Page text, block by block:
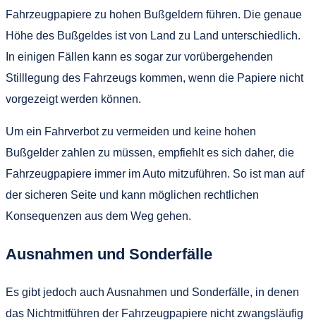
Fahrzeugpapiere zu hohen Bußgeldern führen. Die genaue
Höhe des Bußgeldes ist von Land zu Land unterschiedlich.
In einigen Fällen kann es sogar zur vorübergehenden
Stilllegung des Fahrzeugs kommen, wenn die Papiere nicht
vorgezeigt werden können.
Um ein Fahrverbot zu vermeiden und keine hohen
Bußgelder zahlen zu müssen, empfiehlt es sich daher, die
Fahrzeugpapiere immer im Auto mitzuführen. So ist man auf
der sicheren Seite und kann möglichen rechtlichen
Konsequenzen aus dem Weg gehen.
Ausnahmen und Sonderfälle
Es gibt jedoch auch Ausnahmen und Sonderfälle, in denen
das Nichtmitführen der Fahrzeugpapiere nicht zwangsläufig